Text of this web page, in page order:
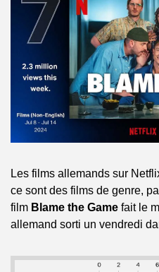
Les films allemands sur
ce sont des films de genre,
film Blame the Game fait le
allemand sorti un vendredi